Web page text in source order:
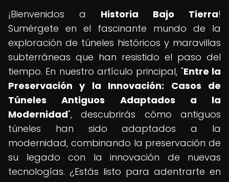
¡Bienvenidos a Historia Bajo Tierra!
Sumérgete en el fascinante mundo de la
exploración de túneles históricos y maravillas
subterráneas que han resistido el paso del
tiempo. En nuestro artículo principal, "Entre la
Preservación y la Innovación: Casos de
Túneles Antiguos Adaptados a la
Modernidad", descubrirás cómo antiguos
túneles han sido adaptados a la
modernidad, combinando la preservación de
su legado con la innovación de nuevas
tecnologías. ¿Estás listo para adentrarte en